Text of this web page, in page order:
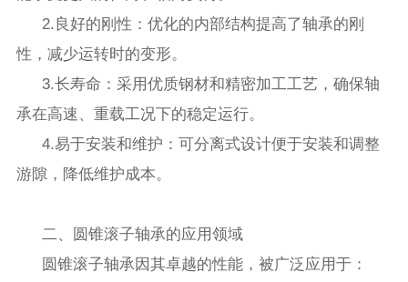
2.良好的刚性：优化的内部结构提高了轴承的刚
性，减少运转时的变形。
3.长寿命：采用优质钢材和精密加工工艺，确保轴
承在高速、重载工况下的稳定运行。
4.易于安装和维护：可分离式设计便于安装和调整
游隙，降低维护成本。
二、圆锥滚子轴承的应用领域
圆锥滚子轴承因其卓越的性能，被广泛应用于：